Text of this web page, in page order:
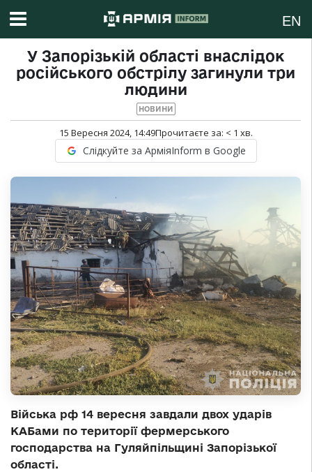
EN
У Запорізькій області внаслідок
російського обстрілу загинули три
людини
НОВИНИ
15 Вересня 2024, 14:49Прочитаєте за: < 1 хв.
Слідкуйте за АрміяInform в Google
Війська рф 14 вересня завдали двох ударів
КАБами по території фермерського
господарства на Гуляйпільщині Запорізької
області.